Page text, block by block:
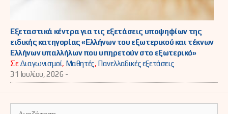
Εξεταστικά κέντρα για τις εξετάσεις υποψηφίων της
ειδικής κατηγορίας «Ελλήνων του εξωτερικού και τέκνων
Ελλήνων υπαλλήλων που υπηρετούν στο εξωτερικό»
ΣεΔιαγωνισμοί, Μαθητές, Πανελλαδικές εξετάσεις
31 Ιουλίου, 2026 -